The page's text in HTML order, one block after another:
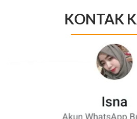
KONTAK